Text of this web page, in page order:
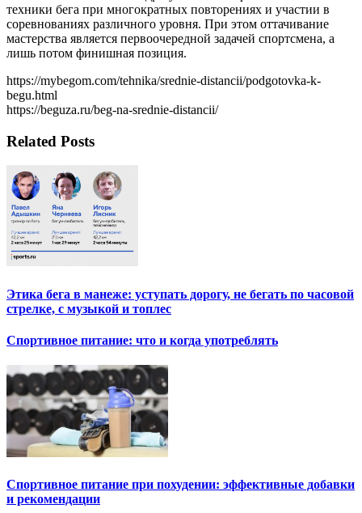
техники бега при многократных повторениях и участии в
соревнованиях различного уровня. При этом оттачивание
мастерства является первоочередной задачей спортсмена, а
лишь потом финишная позиция.
https://mybegom.com/tehnika/srednie-distancii/podgotovka-k-
begu.html
https://beguza.ru/beg-na-srednie-distancii/
Related Posts
Этика бега в манеже: уступать дорогу, не бегать по часовой
стрелке, с музыкой и топлес
Спортивное питание: что и когда употреблять
Спортивное питание при похудении: эффективные добавки
и рекомендации